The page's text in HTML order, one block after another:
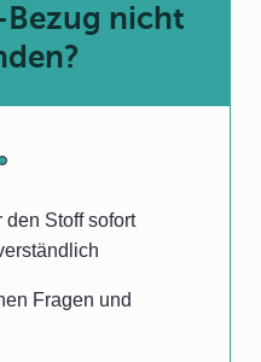
Bezug nicht
den Stoff sofort
Fragen und